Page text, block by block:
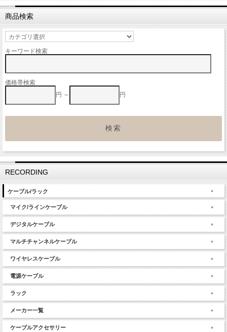
商品検索
キーワード検索
価格帯検索
円 ～
円
RECORDING
ケーブル/ラック
マイク/ラインケーブル
デジタルケーブル
マルチチャンネルケーブル
ワイヤレスケーブル
電源ケーブル
ラック
メーカー一覧
ケーブルアクセサリー